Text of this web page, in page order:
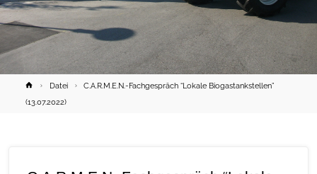
HomeDatei
C.A.R.M.E.N.-Fachgespräch “Lokale Biogastankstellen”
(13.07.2022)